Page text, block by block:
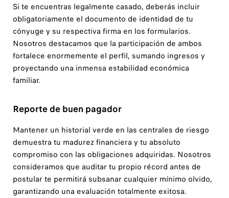
Si te encuentras legalmente casado, deberás incluir
obligatoriamente el documento de identidad de tu
cónyuge y su respectiva firma en los formularios.
Nosotros destacamos que la participación de ambos
fortalece enormemente el perfil, sumando ingresos y
proyectando una inmensa estabilidad económica
familiar.
Reporte de buen pagador
Mantener un historial verde en las centrales de riesgo
demuestra tu madurez financiera y tu absoluto
compromiso con las obligaciones adquiridas. Nosotros
consideramos que auditar tu propio récord antes de
postular te permitirá subsanar cualquier mínimo olvido,
garantizando una evaluación totalmente exitosa.